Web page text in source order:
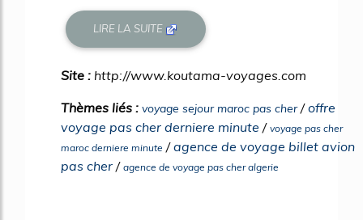
LIRE LA SUITE
Site : http://www.koutama-voyages.com
Thèmes liés : voyage sejour maroc pas cher/offre
voyage pas cher derniere minute / voyage pas cher
maroc derniere minute /agence de voyage billet avion
pas cher / agence de voyage pas cher algerie